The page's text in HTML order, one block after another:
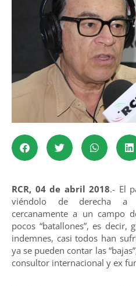
RCR, 04 de abril 2018.- El
viéndolo de derecha a
cercanamente a un campo
pocos “batallones”, es
indemnes, casi todos han
ya se pueden contar las
consultor internacional y ex